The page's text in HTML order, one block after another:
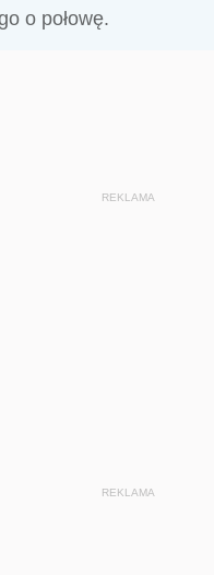
o połowę.
REKLAMA
REKLAMA